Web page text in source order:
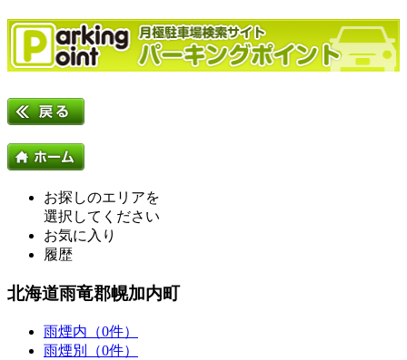
お探しのエリアを
選択してください
お気に入り
履歴
北海道雨竜郡幌加内町
雨煙内（0件）
雨煙別（0件）